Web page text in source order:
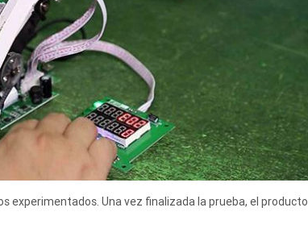
experimentados. Una vez finalizada la prueba, el producto